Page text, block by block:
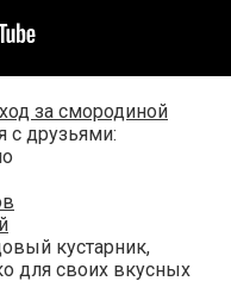
за смородиной
с друзьями:
кустарник,
для своих вкусных